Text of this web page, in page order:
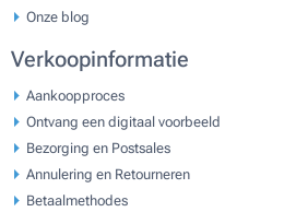
Onze blog
Verkoopinformatie
Aankoopproces
Ontvang een digitaal voorbeeld
Bezorging en Postsales
Annulering en Retourneren
Betaalmethodes